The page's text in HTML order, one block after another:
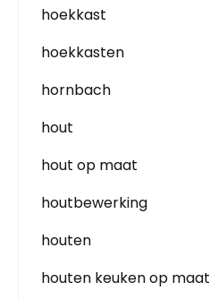
hoekkast
hoekkasten
hornbach
hout
hout op maat
houtbewerking
houten
houten keuken op maat